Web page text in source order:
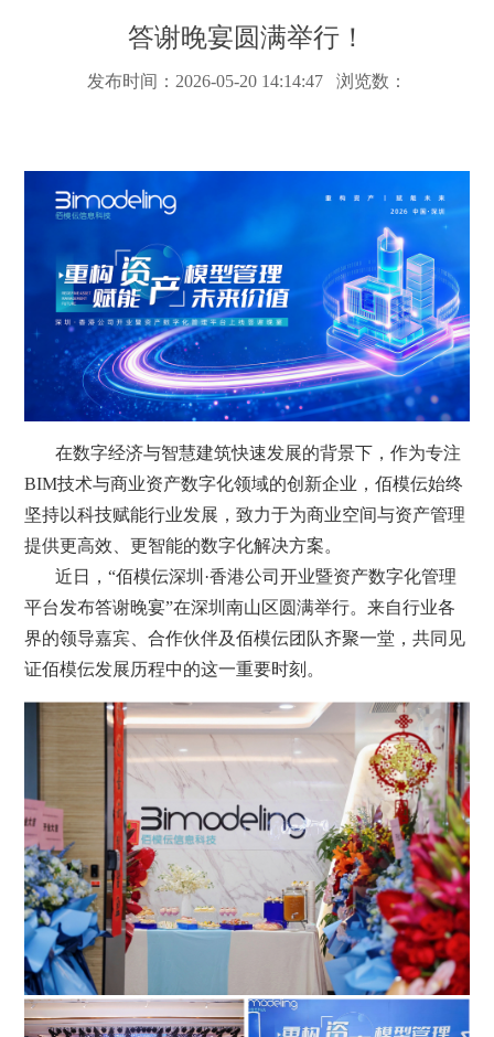
答谢晚宴圆满举行！
发布时间：2026-05-20 14:14:47 浏览数：
在数字经济与智慧建筑快速发展的背景下，作为专注
BIM技术与商业资产数字化领域的创新企业，佰模伝始终
坚持以科技赋能行业发展，致力于为商业空间与资产管理
提供更高效、更智能的数字化解决方案。
近日，“佰模伝深圳·香港公司开业暨资产数字化管理
平台发布答谢晚宴”在深圳南山区圆满举行。来自行业各
界的领导嘉宾、合作伙伴及佰模伝团队齐聚一堂，共同见
证佰模伝发展历程中的这一重要时刻。